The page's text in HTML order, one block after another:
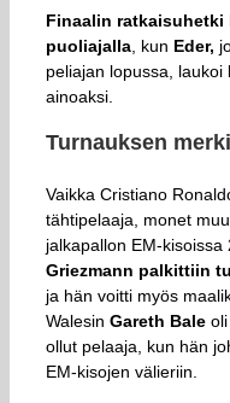
Finaalin
puoliajalla , kun Eder,
peliajan lopussa,
ainoaksi.
Turnauksen
Vaikka Cristiano
tähtipelaaja, monet
jalkapallon EM-kisoissa
Griezmann palkittiin
ja hän voitti myös
Walesin Gareth Bale
ollut pelaaja, kun hän
EM-kisojen välieriin.